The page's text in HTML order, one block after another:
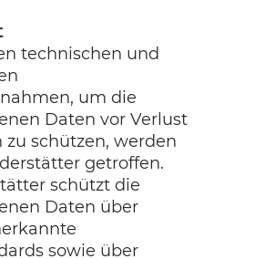
technischen und
um die
Daten vor Verlust
zu schützen, werden
getroffen.
schützt die
Daten über
sowie über